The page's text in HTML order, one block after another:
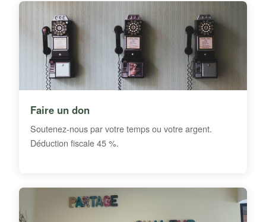
Faire un don
Soutenez-nous par votre temps ou votre argent.
Déduction fiscale 45 %.